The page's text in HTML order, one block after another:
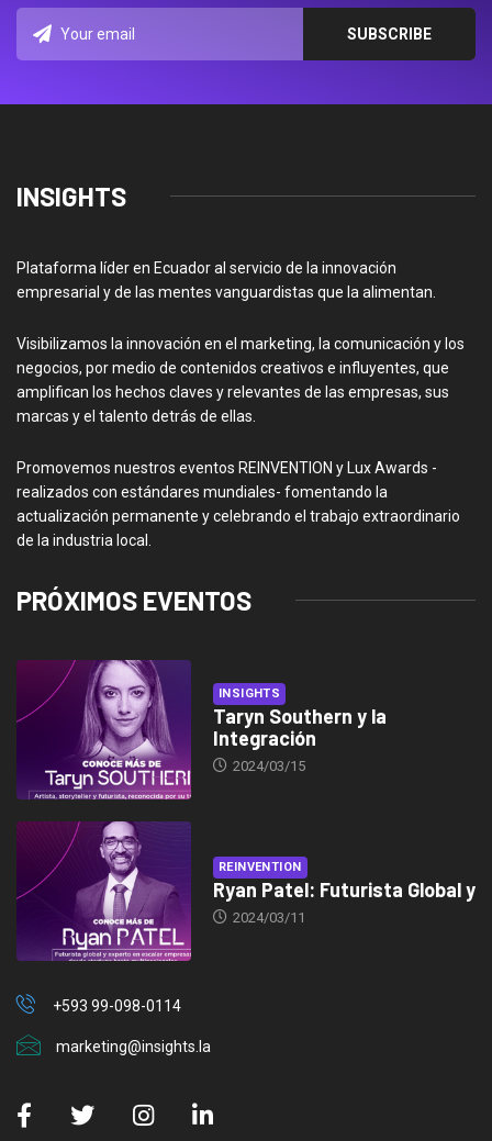
INSIGHTS
Plataforma líder en Ecuador al servicio de la innovación
empresarial y de las mentes vanguardistas que la alimentan.
Visibilizamos la innovación en el marketing, la comunicación y los
negocios, por medio de contenidos creativos e influyentes, que
amplifican los hechos claves y relevantes de las empresas, sus
marcas y el talento detrás de ellas.
Promovemos nuestros eventos REINVENTION y Lux Awards -
realizados con estándares mundiales- fomentando la
actualización permanente y celebrando el trabajo extraordinario
de la industria local.
PRÓXIMOS EVENTOS
INSIGHTS
Taryn Southern y la
Integración
2024/03/15
REINVENTION
Ryan Patel: Futurista Global y
2024/03/11
+593 99-098-0114
marketing@insights.la